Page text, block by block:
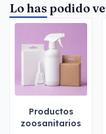
Lo has podido
Productos
zoosanitarios